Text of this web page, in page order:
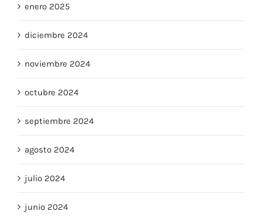
enero 2025
diciembre 2024
noviembre 2024
octubre 2024
septiembre 2024
agosto 2024
julio 2024
junio 2024